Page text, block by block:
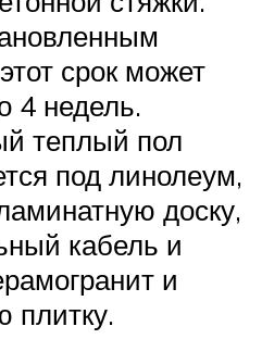
срок может
4 недель.
теплый пол
под линолеум,
доску,
кабель и
и
плитку.